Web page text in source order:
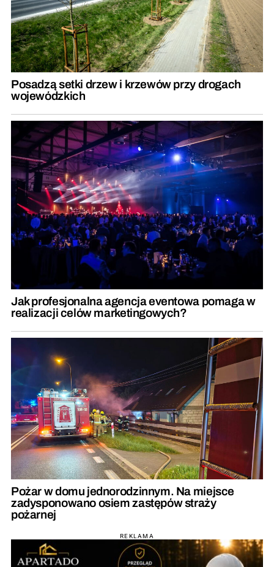
Posadzą setki drzew i krzewów przy drogach
wojewódzkich
Jak profesjonalna agencja eventowa pomaga w
realizacji celów marketingowych?
Pożar w domu jednorodzinnym. Na miejsce
zadysponowano osiem zastępów straży
pożarnej
REKLAMA